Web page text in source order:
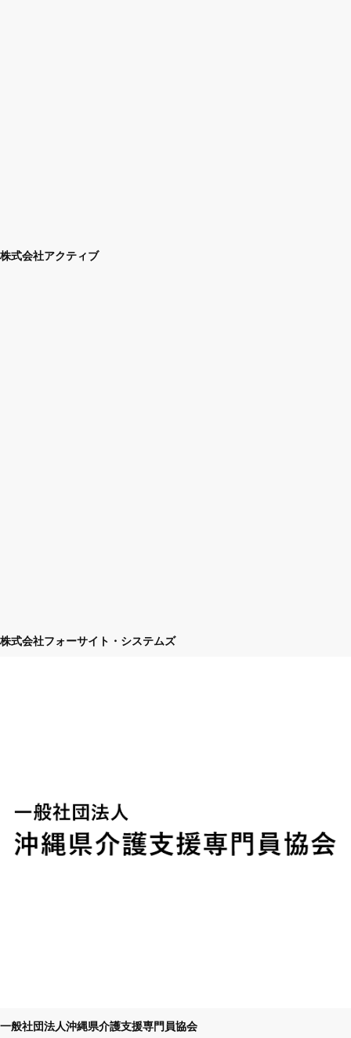
株式会社アクティブ
株式会社フォーサイト・システムズ
一般社団法人沖縄県介護支援専門員協会